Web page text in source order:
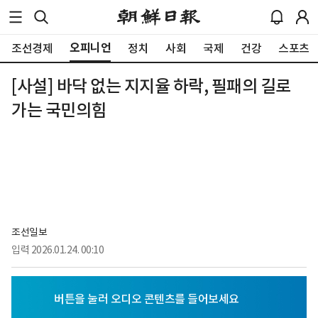
조선경제 오피니언 정치 사회 국제 건강 스포츠
[사설] 바닥 없는 지지율 하락, 필패의 길로
가는 국민의힘
조선일보
입력 2026.01.24. 00:10